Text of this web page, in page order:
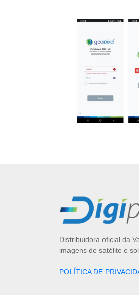
Distribuidora oficial da
imagens de satélite e
POLÍTICA DE